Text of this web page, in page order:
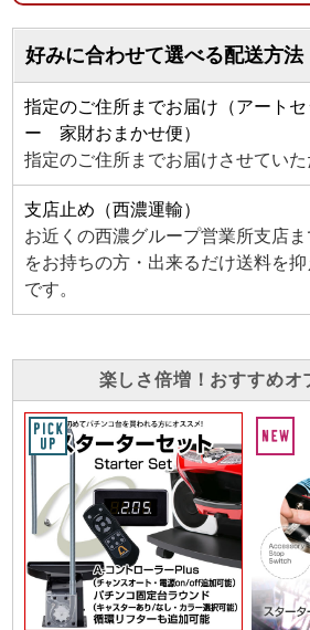
好みに合わせて選べる配送方法
指定のご住所までお届け（アート
ー 家財おまかせ便）
指定のご住所までお届けさせていた
支店止め（西濃運輸）
お近くの西濃グループ営業所支店
をお持ちの方・出来るだけ送料を
です。
楽しさ倍増！おすすめオ